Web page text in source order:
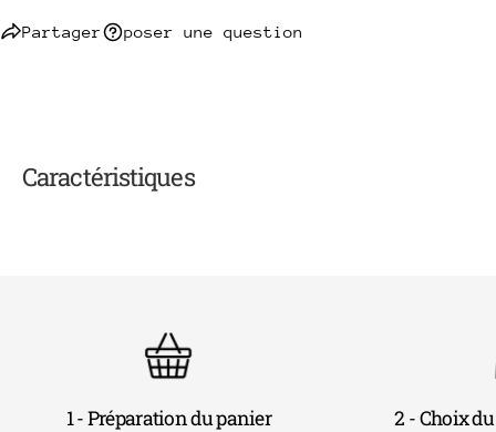
Partager poser une question
Caractéristiques
1 - Préparation du panier 2 - Choix